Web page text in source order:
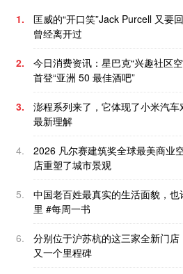
1.
匡威的“开口笑”Jack Purcell 又要
曾经离开过
2.
今日消费资讯：星巴克“兴趣社区
首登“亚洲 50 最佳酒吧”
3.
澎程系列来了，它体现了小米汽车
最新理解
4.
2026 凡尔赛建筑奖全球最美商业
店重塑了城市景观
5.
中国老百姓最真实的生活面貌，
里 #每周一书
6.
分别位于沪苏杭的这三家全新门
又一个里程碑